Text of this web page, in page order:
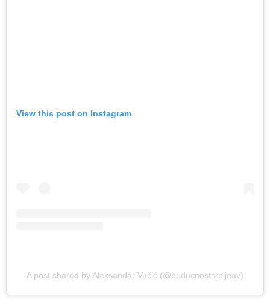
View this post on Instagram
A post shared by Aleksandar Vučić (@buducnostsrbijeav)